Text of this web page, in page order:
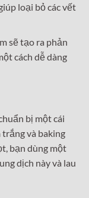
loại bỏ các vết
sẽ tạo ra phản
cách dễ dàng
bị một cái
và baking
bạn dùng một
dịch này và lau